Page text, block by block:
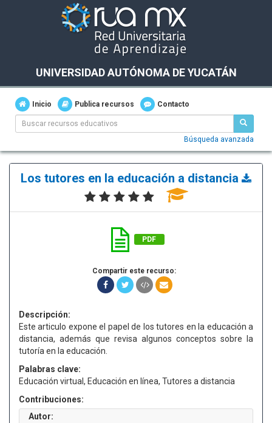
UNIVERSIDAD AUTÓNOMA DE YUCATÁN
Inicio Publica recursos Contacto
Búsqueda avanzada
Los tutores en la educación a distancia
PDF
Compartir este recurso:
Descripción:
Este articulo expone el papel de los tutores en la educación a
distancia, además que revisa algunos conceptos sobre la
tutoría en la educación.
Palabras clave:
Educación virtual, Educación en línea, Tutores a distancia
Contribuciones:
Autor: